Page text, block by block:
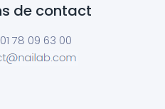
de contact
01 78 09 63 00